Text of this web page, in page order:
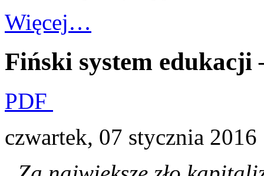
Więcej…
Fiński system edukacji
PDF
czwartek, 07 stycznia 2016